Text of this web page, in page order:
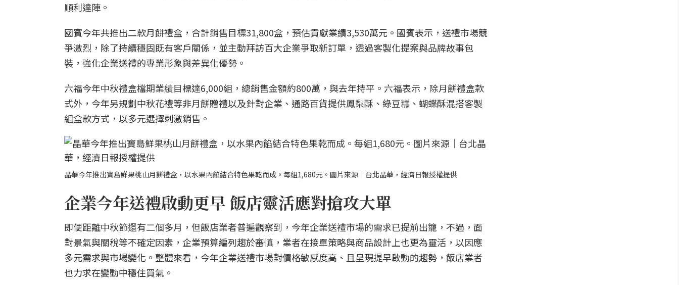
順利達陣。
國賓今年共推出二款月餅禮盒，合計銷售目標31,800盒，預估貢獻業績3,530萬元。國賓表示，送禮市場競
爭激烈，除了持續穩固既有客戶關係，並主動拜訪百大企業爭取新訂單，透過客製化提案與品牌故事包
裝，強化企業送禮的專業形象與差異化優勢。
六福今年中秋禮盒檔期業績目標達6,000組，總銷售金額約800萬，與去年持平。六福表示，除月餅禮盒款
式外，今年另規劃中秋花禮等非月餅贈禮以及針對企業、通路百貨提供鳳梨酥、綠豆糕、蝴蝶酥混搭客製
組盒款方式，以多元選擇刺激銷售。
晶華今年推出寶島鮮果桃山月餅禮盒，以水果內餡結合特色果乾而成。每組1,680元。圖片來源｜台北晶華，經濟日報授權提供
企業今年送禮啟動更早 飯店靈活應對搶攻大單
即便距離中秋節還有二個多月，但飯店業者普遍觀察到，今年企業送禮市場的需求已提前出籠，不過，面
對景氣與關稅等不確定因素，企業預算編列趨於審慎，業者在接單策略與商品設計上也更為靈活，以因應
多元需求與市場變化。整體來看，今年企業送禮市場對價格敏感度高、且呈現提早啟動的趨勢，飯店業者
也力求在變動中穩住買氣。